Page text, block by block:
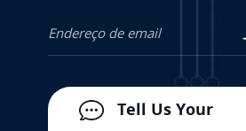
Tell Us Your